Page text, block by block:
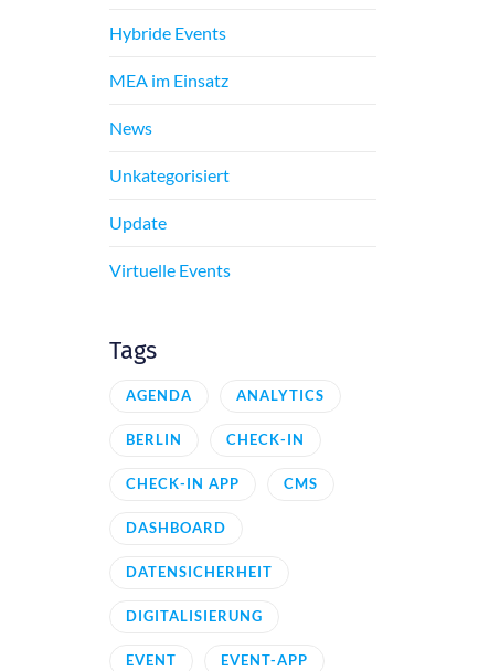
Hybride Events
MEA im Einsatz
News
Unkategorisiert
Update
Virtuelle Events
Tags
AGENDA ANALYTICS
BERLIN CHECK-IN
CHECK-IN APP CMS
DASHBOARD
DATENSICHERHEIT
DIGITALISIERUNG
EVENT EVENT-APP